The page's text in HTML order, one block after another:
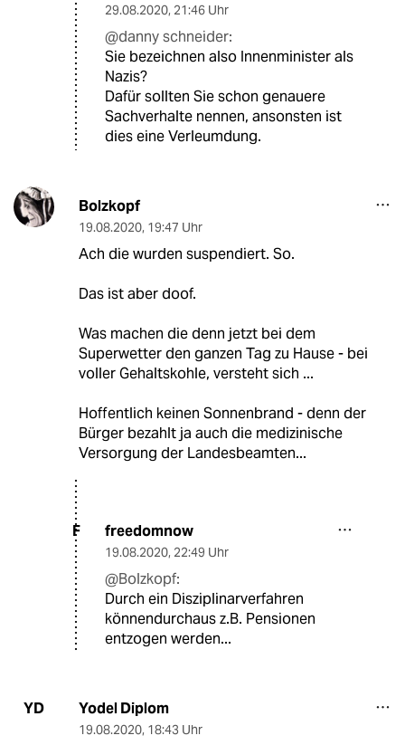
29.08.2020, 21:46 Uhr
@danny schneider:
Sie bezeichnen also Innenminister als
Nazis?
Dafür sollten Sie schon genauere
Sachverhalte nennen, ansonsten ist
dies eine Verleumdung.
Bolzkopf
19.08.2020, 19:47 Uhr
Ach die wurden suspendiert. So.
Das ist aber doof.
Was machen die denn jetzt bei dem
Superwetter den ganzen Tag zu Hause - bei
voller Gehaltskohle, versteht sich ...
Hoffentlich keinen Sonnenbrand - denn der
Bürger bezahlt ja auch die medizinische
Versorgung der Landesbeamten...
F freedomnow
19.08.2020, 22:49 Uhr
@Bolzkopf:
Durch ein Disziplinarverfahren
könnendurchaus z.B. Pensionen
entzogen werden...
YD Yodel Diplom
19.08.2020, 18:43 Uhr